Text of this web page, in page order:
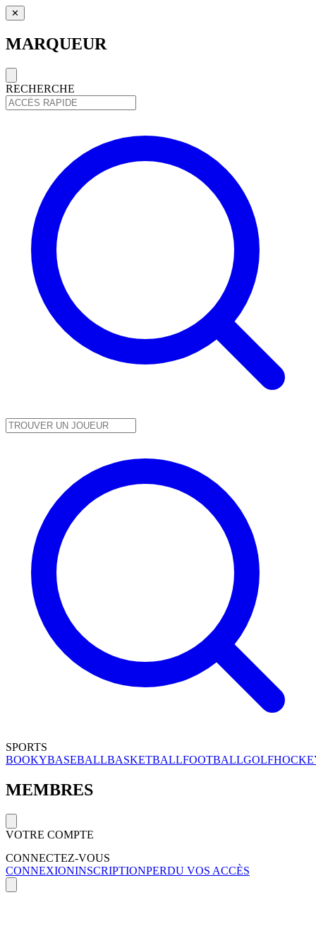
✕
MARQUEUR
RECHERCHE
SPORTS
BOOKYBASEBALLBASKETBALLFOOTBALLGOLF
MEMBRES
VOTRE COMPTE
CONNECTEZ-VOUS
CONNEXIONINSCRIPTIONPERDU VOS ACCÈS